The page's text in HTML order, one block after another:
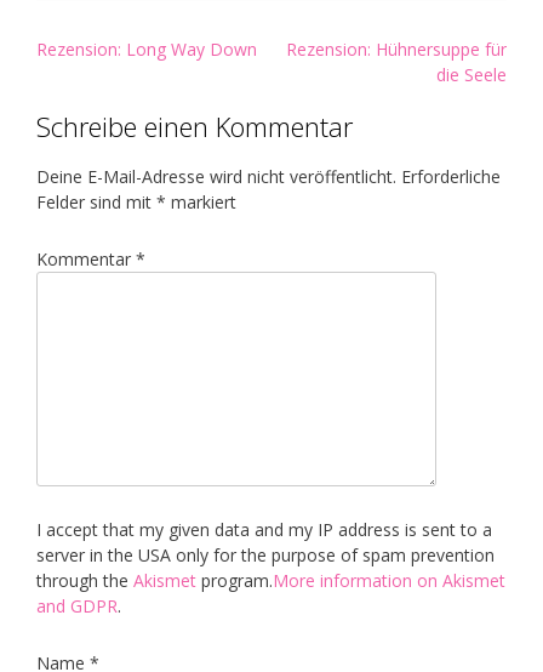
Post
Rezension: Long Way Down
Rezension: Hühnersuppe für
die Seele
Schreibe einen Kommentar
Deine E-Mail-Adresse wird nicht veröffentlicht. Erforderliche
Felder sind mit * markiert
Kommentar *
I accept that my given data and my IP address is sent to a
server in the USA only for the purpose of spam prevention
through the Akismet program.More information on Akismet
and GDPR.
Name *